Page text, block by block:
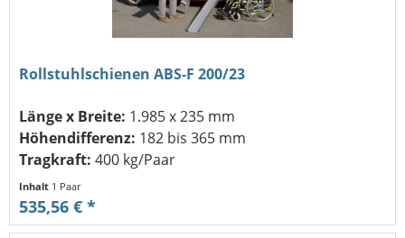
Rollstuhlschienen ABS-F 200/23
Länge x Breite: 1.985 x 235 mm
Höhendifferenz: 182 bis 365 mm
Tragkraft: 400 kg/Paar
Inhalt 1 Paar
535,56 € *